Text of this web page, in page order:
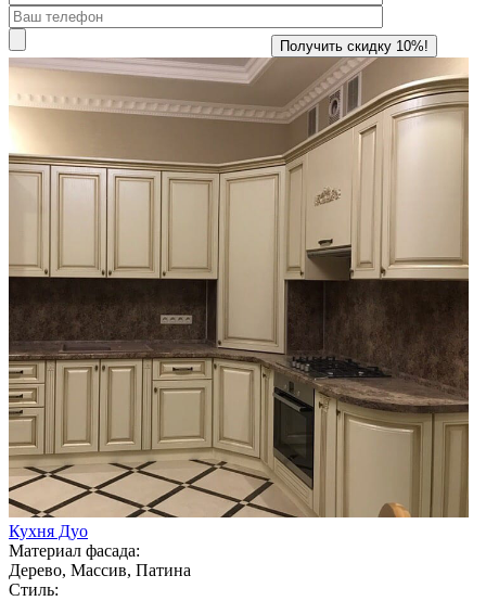
Кухня Дуо
Материал фасада:
Дерево, Массив, Патина
Стиль: